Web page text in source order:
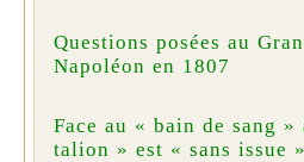
Questions posées au
Napoléon en 1807
Face au « bain de sang
talion » est « sans issue